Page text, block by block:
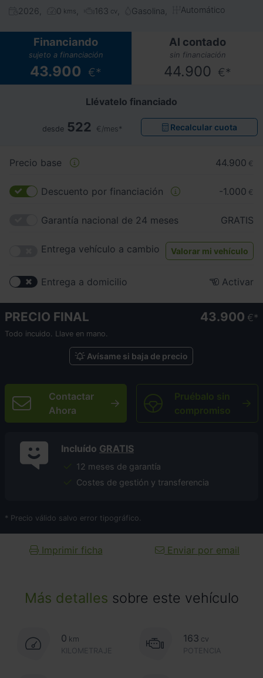
2026 0 kms 163 cv Gasolina Automático
Más detalles sobre este vehículo
0 km
KILOMETRAJE
163 cv
POTENCIA
Financiando
sujeto a financiación
43.900 €*
Al contado
sin financiación
44.900 €*
Llévatelo financiado
desde 522 €/mes* Recalcular cuota
Precio base 44.900 €
Descuento por financiación -1.000 €
Garantía nacional de 24 meses GRATIS
Entrega vehículo a cambio Valorar mi vehículo
Entrega a domicilio Activar
PRECIO FINAL 43.900 €
Todo incuido. Llave en mano.
Avísame si baja de precio
Contactar
Ahora
Pruébalo sin
compromiso
Incluído GRATIS
12 meses de garantía
Costes de gestión y transferencia
* Precio válido salvo error tipográfico.
Imprimir ficha Enviar por email